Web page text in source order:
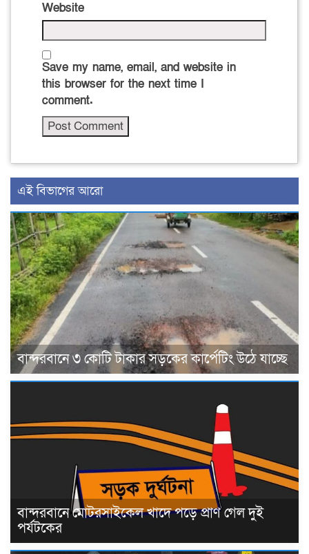
Website
Save my name, email, and website in
this browser for the next time I
comment.
এই বিভাগের আরো
বান্দরবানে ৩ কোটি টাকার সড়কের কার্পেটিং উঠে যাচ্ছে
বান্দরবানে মোটরসাইকেল খাদে পড়ে প্রাণ গেল দুই
পর্যটকের